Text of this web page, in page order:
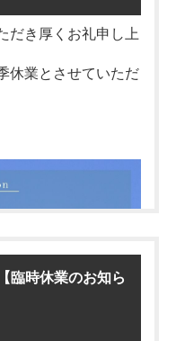
だき厚くお礼申し上
休業とさせていただ
時休業のお知ら